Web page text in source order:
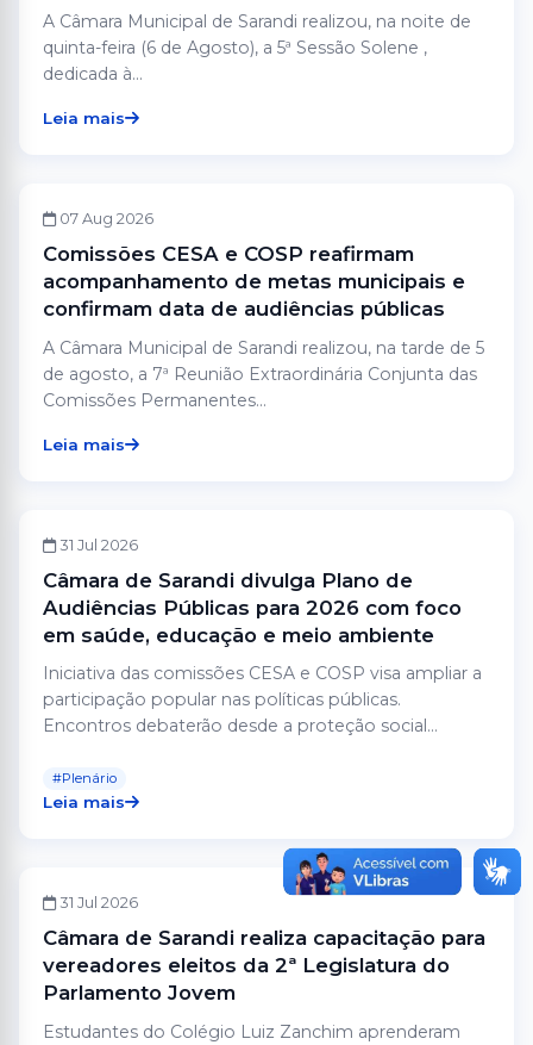
A Câmara Municipal de Sarandi realizou, na noite de
quinta-feira (6 de Agosto), a 5ª Sessão Solene ,
dedicada à...
Leia mais
COMISSÕES
07 Aug 2026
Comissões CESA e COSP reafirmam
acompanhamento de metas municipais e
confirmam data de audiências públicas
A Câmara Municipal de Sarandi realizou, na tarde de 5
de agosto, a 7ª Reunião Extraordinária Conjunta das
Comissões Permanentes...
Leia mais
COMISSÕES
31 Jul 2026
Câmara de Sarandi divulga Plano de
Audiências Públicas para 2026 com foco
em saúde, educação e meio ambiente
Iniciativa das comissões CESA e COSP visa ampliar a
participação popular nas políticas públicas.
Encontros debaterão desde a proteção social...
#Plenário
Leia mais
PARLAMENTO JOVEM
31 Jul 2026
Câmara de Sarandi realiza capacitação para
vereadores eleitos da 2ª Legislatura do
Parlamento Jovem
Estudantes do Colégio Luiz Zanchim aprenderam